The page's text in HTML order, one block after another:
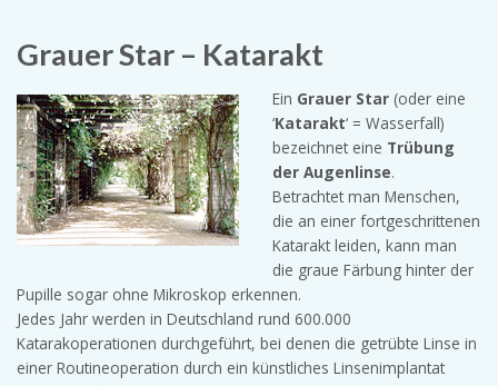
Grauer Star – Katarakt
Ein Grauer Star (oder eine
‘Katarakt‘ = Wasserfall)
bezeichnet eine Trübung
der Augenlinse.
Betrachtet man Menschen,
die an einer fortgeschrittenen
Katarakt leiden, kann man
die graue Färbung hinter der
Pupille sogar ohne Mikroskop erkennen.
Jedes Jahr werden in Deutschland rund 600.000
Katarakoperationen durchgeführt, bei denen die getrübte Linse in
einer Routineoperation durch ein künstliches Linsenimplantat